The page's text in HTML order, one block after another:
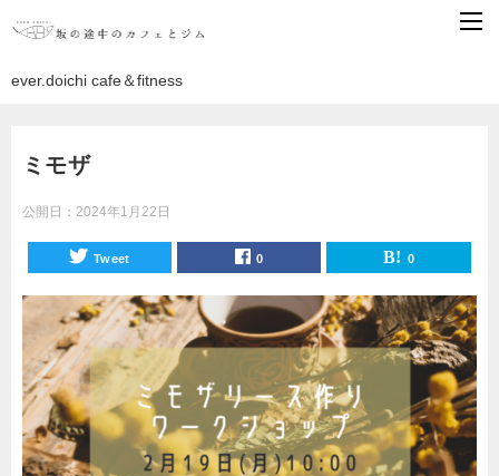
ever.doichi cafe＆fitness
ミモザ
公開日： 2024年1月22日
Tweet 0 0